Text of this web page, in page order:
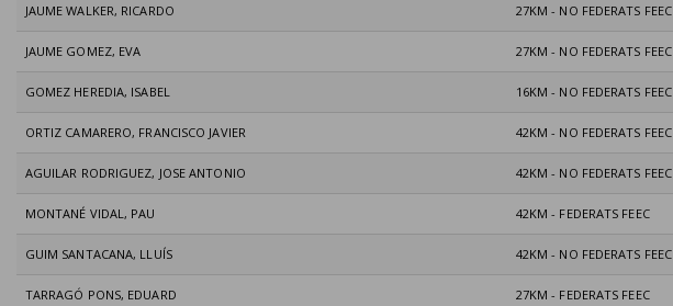
JAUME WALKER, RICARDO 27KM - NO FEDERATS FEEC
JAUME GOMEZ, EVA 27KM - NO FEDERATS FEEC
GOMEZ HEREDIA, ISABEL 16KM - NO FEDERATS FEEC
ORTIZ CAMARERO, FRANCISCO JAVIER 42KM - NO FEDERATS FEEC
AGUILAR RODRIGUEZ, JOSE ANTONIO 42KM - NO FEDERATS FEEC
MONTANÉ VIDAL, PAU 42KM - FEDERATS FEEC
GUIM SANTACANA, LLUÍS 42KM - NO FEDERATS FEEC
TARRAGÓ PONS, EDUARD 27KM - FEDERATS FEEC